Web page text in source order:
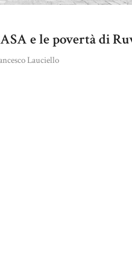
e le povertà di
Lauciello